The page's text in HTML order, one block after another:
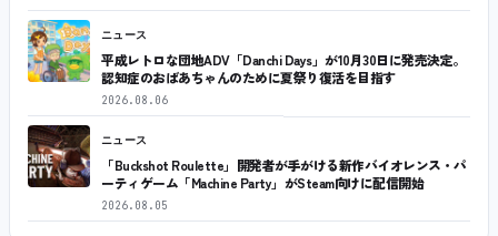
ニュース
平成レトロな団地ADV「Danchi Days」が10月30日に発売決定。
認知症のおばあちゃんのために夏祭り復活を目指す
2026.08.06
ニュース
「Buckshot Roulette」開発者が手がける新作バイオレンス・パ
ーティゲーム「Machine Party」がSteam向けに配信開始
2026.08.05